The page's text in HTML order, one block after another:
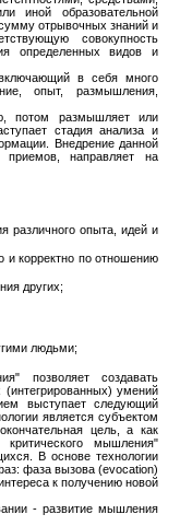
иной образовательной
отрывочных знаний и
совокупность
определенных видов и
в себя много
опыт, размышления,
потом размышляет или
стадия анализа и
Внедрение данной
приемов, направляет на
различного опыта, идей и
и корректно по отношению
других;
людьми;
позволяет создавать
умений
выступает следующий
является субъектом
цель, а как
мышления"
В основе технологии
фаза вызова (evocation)
к получению новой
- развитие мышления